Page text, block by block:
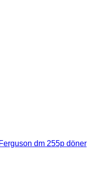
dm 255p döner